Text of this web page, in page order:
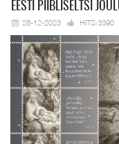
EESTI PIIBLISELTSI
28-12-2023 HITS:3390